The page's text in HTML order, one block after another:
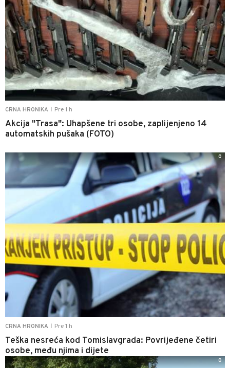
CRNA HRONIKA Pre 1 h
Akcija "Trasa": Uhapšene tri osobe, zaplijenjeno 14
automatskih pušaka (FOTO)
CRNA HRONIKA Pre 1 h
Teška nesreća kod Tomislavgrada: Povrijeđene četiri
osobe, među njima i dijete
0
0